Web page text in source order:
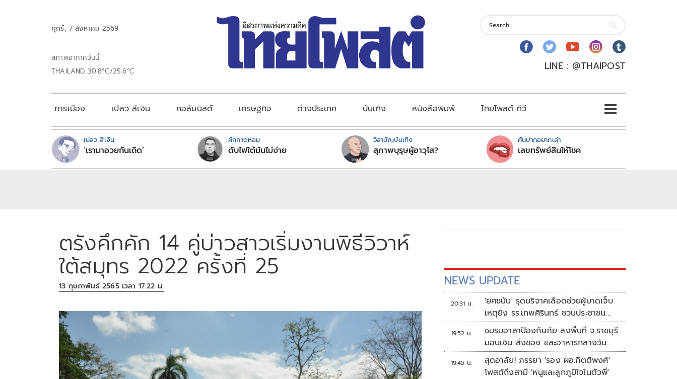
ศุกร์, 7 สิงหาคม 2569
สภาพอากาศวันนี้
THAILAND 30.8°C/25.6°C
LINE : @THAIPOST
การเมือง เปลว สีเงิน คอลัมนิสต์ เศรษฐกิจ ต่างประเทศ บันเทิง หนังสือพิมพ์ ไทยโพสต์ ทีวี
เปลว สีเงิน
‘เรามาอวยกันเถิด’
ผักกาดหอม
ดับไฟใต้มันไม่ง่าย
วิสามัญบันเทิง
สุภาพบุรุษผู้อาวุโส?
คันปากอยากเล่า
เลขทรัพย์สินให้โชค
ตรังคึกคัก 14 คู่บ่าวสาวเริ่มงานพิธีวิวาห์
ใต้สมุทร 2022 ครั้งที่ 25
13 กุมภาพันธ์ 2565 เวลา 17:22 น. NEWS UPDATE
20:31 น.
'ยศชนัน' รุดบริจาคเลือดช่วยผู้บาดเจ็บ
เหตุยิง รร.เทพศิรินทร์ ชวนประชาชน
ร่วมบริจาค
19:52 น.
ชมรมอาสาป้องกันภัย ลงพื้นที่ จ.ราชบุรี
มอบเงิน สิ่งของ และอาหารกลางวัน
แก่โรงเรียนบ้านหนองน้ำใส
19:45 น.
สุดอาลัย! ภรรยา 'รอง ผอ.กิตติพงศ์'
โพสต์ถึงสามี 'หนูและลูกภูมิใจในตัวพี่'